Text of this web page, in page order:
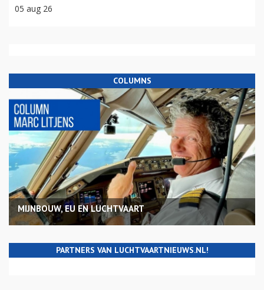
05 aug 26
COLUMNS
MIJNBOUW, EU EN LUCHTVAART
PARTNERS VAN LUCHTVAARTNIEUWS.NL!